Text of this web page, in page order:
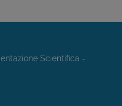
Scientifica -